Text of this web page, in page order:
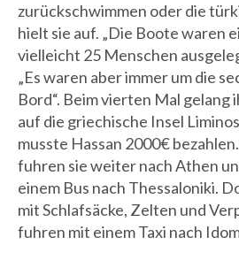
zurückschwimmen oder die
hielt sie auf. „Die Boote waren
vielleicht 25 Menschen
„Es waren aber immer um die
Bord“. Beim vierten Mal
auf die griechische Insel
musste Hassan 2000€
fuhren sie weiter nach Athen
einem Bus nach Thessaloniki.
mit Schlafsäcke, Zelten und
fuhren mit einem Taxi nach